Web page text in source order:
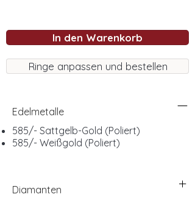
In den Warenkorb
Ringe anpassen und bestellen
Edelmetalle
585/- Sattgelb-Gold (Poliert)
585/- Weißgold (Poliert)
Diamanten